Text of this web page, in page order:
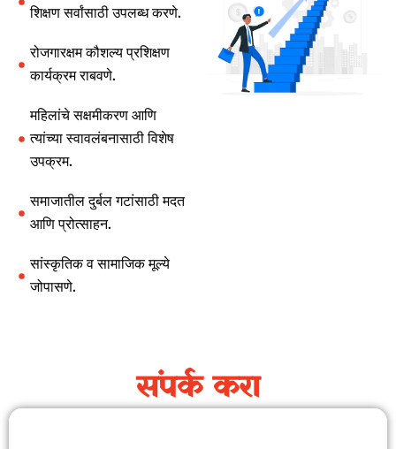
शिक्षण सर्वांसाठी उपलब्ध करणे.
रोजगारक्षम कौशल्य प्रशिक्षण
कार्यक्रम राबवणे.
महिलांचे सक्षमीकरण आणि
त्यांच्या स्वावलंबनासाठी विशेष
उपक्रम.
समाजातील दुर्बल गटांसाठी मदत
आणि प्रोत्साहन.
सांस्कृतिक व सामाजिक मूल्ये
जोपासणे.
संपर्क करा